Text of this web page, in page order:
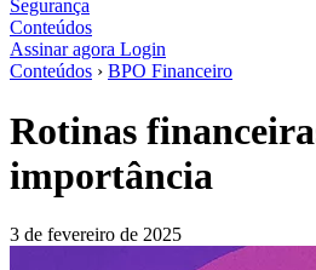
Segurança
Conteúdos
Assinar agora Login
Conteúdos › BPO Financeiro
Rotinas
importância
3 de fevereiro de 2025